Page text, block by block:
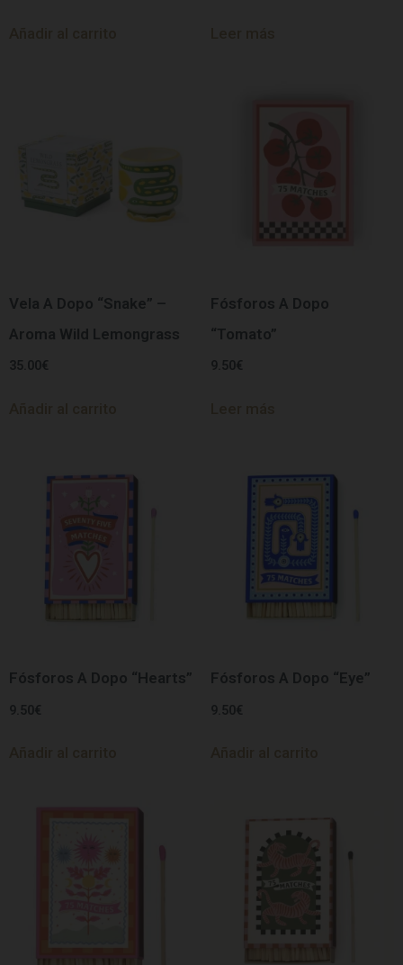
Vela A Dopo “Snake” –
Aroma Wild Lemongrass
35.00 €
Fósforos A Dopo
“Tomato”
9.50 €
Fósforos A Dopo “Hearts”
9.50€
Fósforos A Dopo “Eye”
9.50€